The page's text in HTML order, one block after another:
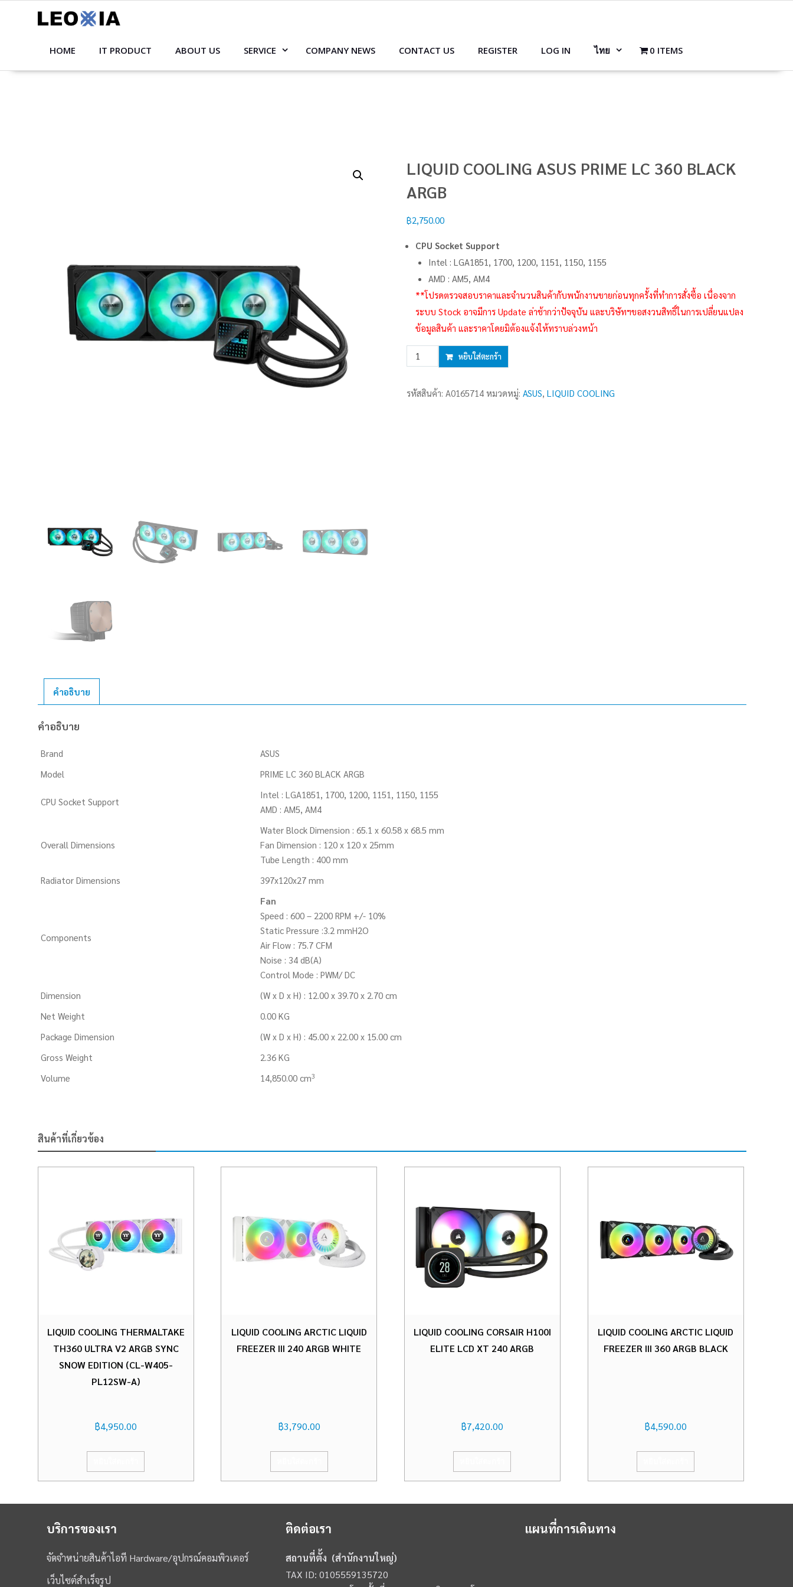
HOME IT PRODUCT ABOUT US SERVICE COMPANY NEWS CONTACT US REGISTER LOG IN ไทย 0 ITEMS
LIQUID COOLING ASUS PRIME LC 360 BLACK
ARGB
฿2,750.00
CPU Socket Support
Intel : LGA1851, 1700, 1200, 1151, 1150, 1155
AMD : AM5, AM4
**โปรดตรวจสอบราคาและจำนวนสินค้ากับพนักงานขายก่อนทุกครั้งที่ทำการสั่งซื้อ เนื่องจาก
ระบบ Stock อาจมีการ Update ล่าช้ากว่าปัจจุบัน และบริษัทฯขอสงวนสิทธิ์ในการเปลี่ยนแปลง
ข้อมูลสินค้า และราคาโดยมิต้องแจ้งให้ทราบล่วงหน้า
จำนวน
LIQUID
ASUS
หยิบใส่ตะกร้า
รหัสสินค้า: A0165714 หมวดหมู่: ASUS LIQUID COOLING
คำอธิบาย
คำอธิบาย
Brand
ASUS
Model
PRIME LC 360 BLACK ARGB
CPU Socket Support
Intel : LGA1851, 1700, 1200, 1151, 1150, 1155
AMD : AM5, AM4
Overall Dimensions
Water Block Dimension : 65.1 x 60.58 x 68.5 mm
Fan Dimension : 120 x 120 x 25mm
Tube Length : 400 mm
Radiator Dimensions
397x120x27 mm
Components
Fan
Speed : 600 – 2200 RPM +/- 10%
Static Pressure :3.2 mmH2O
Air Flow : 75.7 CFM
Noise : 34 dB(A)
Control Mode : PWM/ DC
Dimension
(W x D x H) : 12.00 x 39.70 x 2.70 cm
Net Weight
0.00 KG
Package Dimension
(W x D x H) : 45.00 x 22.00 x 15.00 cm
Gross Weight
2.36 KG
Volume
14,850.00 cm3
สินค้าที่เกี่ยวข้อง
LIQUID COOLING THERMALTAKE
TH360 ULTRA V2 ARGB SYNC
SNOW EDITION (CL-W405-
PL12SW-A)
฿4,950.00
LIQUID COOLING ARCTIC LIQUID
FREEZER III 240 ARGB WHITE
฿3,790.00
LIQUID COOLING CORSAIR H100I
ELITE LCD XT 240 ARGB
฿7,420.00
LIQUID COOLING ARCTIC LIQUID
FREEZER III 360 ARGB BLACK
฿4,590.00
บริการของเรา
จัดจำหน่ายสินค้าไอที Hardware/อุปกรณ์คอมพิวเตอร์
เว็บไซต์สำเร็จรูป
ติดต่อเรา
สถานที่ตั้ง (สำนักงานใหญ่)
TAX ID: 0105559135720
แผนที่การเดินทาง